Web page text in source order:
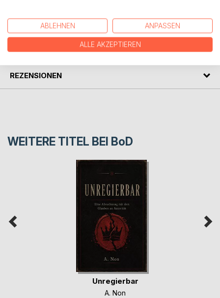
AUTOR/IN
REZENSIONEN
WEITERE TITEL BEI BoD
Unregierbar
A. Non
ABLEHNEN ANPASSEN
ALLE AKZEPTIEREN